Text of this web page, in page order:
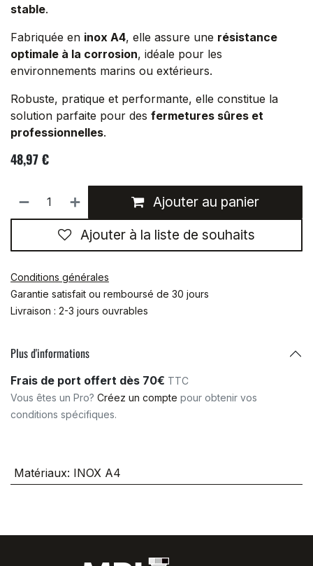
stable.
Fabriquée en inox A4, elle assure une résistance
optimale à la corrosion, idéale pour les
environnements marins ou extérieurs.
Robuste, pratique et performante, elle constitue la
solution parfaite pour des fermetures sûres et
professionnelles.
48,97€
Ajouter au panier
Ajouter à la liste de souhaits
Conditions générales
Garantie satisfait ou remboursé de 30 jours
Livraison : 2-3 jours ouvrables
Plus d'informations
Frais de port offert dès 70€ TTC
Vous êtes un Pro? Créez un compte pour obtenir vos
conditions spécifiques.
Matériaux: INOX A4